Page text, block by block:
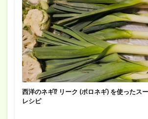
西洋のネギ⁉︎ リーク (ポロネギ) を使ったス
レシピ